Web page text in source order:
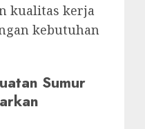
kualitas kerja
kebutuhan
Sumur